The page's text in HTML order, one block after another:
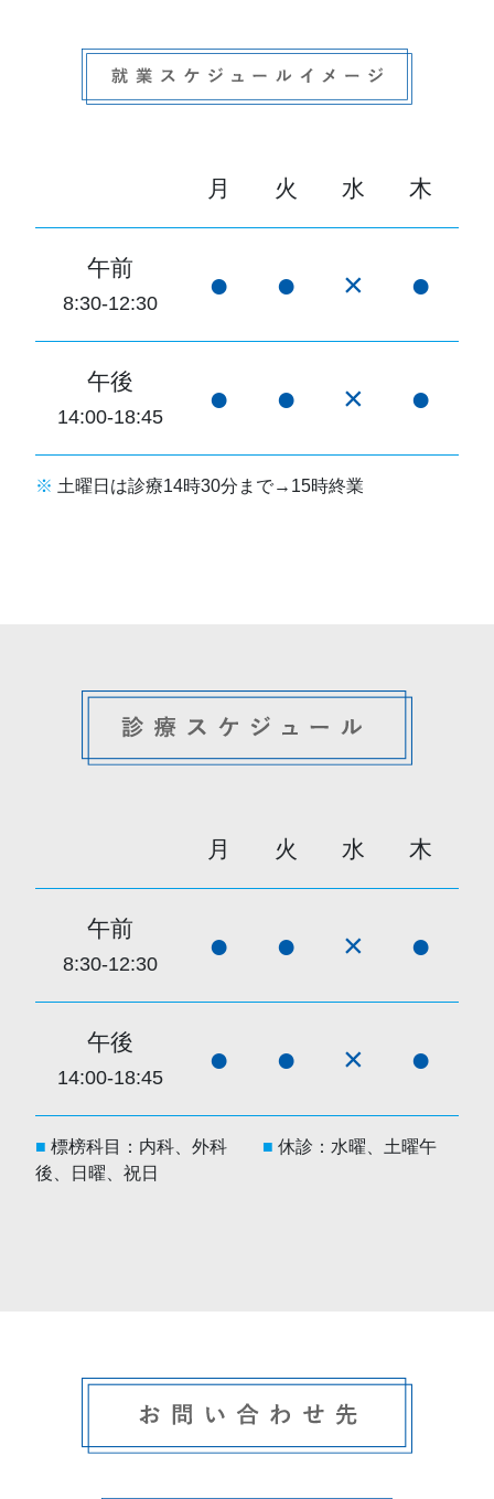
月 火 水 木
午前
8:30-12:30 ● ● × ●
午後
14:00-18:45 ● ● × ●
※ 土曜日は診療14時30分まで→15時終業
月 火 水 木
午前
8:30-12:30 ● ● × ●
午後
14:00-18:45 ● ● × ●
■ 標榜科目：内科、外科 ■ 休診：水曜、土曜午
後、日曜、祝日